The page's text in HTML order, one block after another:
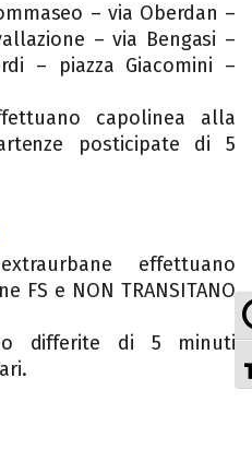
– via Oberdan –
– via Bengasi –
– piazza Giacomini –
capolinea alla
posticipate di 5
effettuano
FS e NON TRANSITANO
differite di 5 minuti